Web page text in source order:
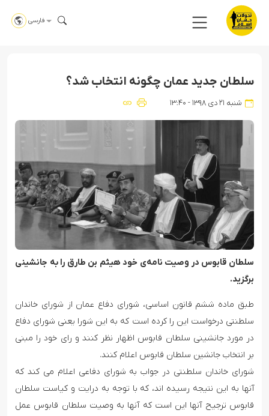
فارسی
سلطان جدید عمان چگونه انتخاب شد؟
شنبه ۲۱ دی ۱۳۹۸ - ۱۳:۴۰
سلطان قابوس در وصیت نامه‌ی خود هیثم بن طارق را به جانشینی
برگزید.
طبق ماده ششم قانون اساسی، شورای دفاع عمان از شورای خاندان
سلطنتی درخواست این را کرده است که به این شورا یعنی شورای دفاع
در مورد جانشینی سلطان قابوس اظهار نظر کنند و رای خود را مبنی
بر انتخاب جانشین سلطان قابوس اعلام کنند.
شورای خاندان سلطنتی در جواب به شورای دفاعی اعلام می کند که
آنها به این نتیجه رسیده اند، که با توجه به درایت و کیاست سلطان
قابوس ترجیح آنها این است که آنها به وصیت سلطان قابوس عمل